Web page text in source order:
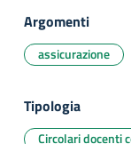
Argomenti
assicurazione
Tipologia
Circolari docenti